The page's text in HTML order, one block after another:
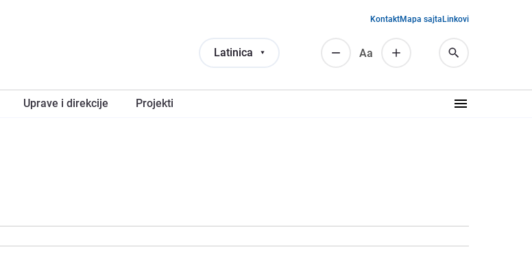
Latinica Аа
KontaktMapa sajta Linkovi
Upravе i direkcije Projеkti